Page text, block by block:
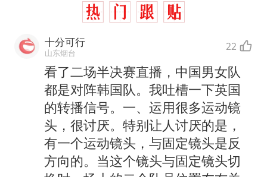
十分可行
山东烟台 22
看了二场半决赛直播，中国男女队
都是对阵韩国队。我吐槽一下英国
的转播信号。一、运用很多运动镜
头，很讨厌。特别让人讨厌的是，
有一个运动镜头，与固定镜头是反
方向的。当这个镜头与固定镜头切